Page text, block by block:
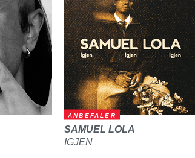
ANBEFALER
SAMUEL LOLA
IGJEN